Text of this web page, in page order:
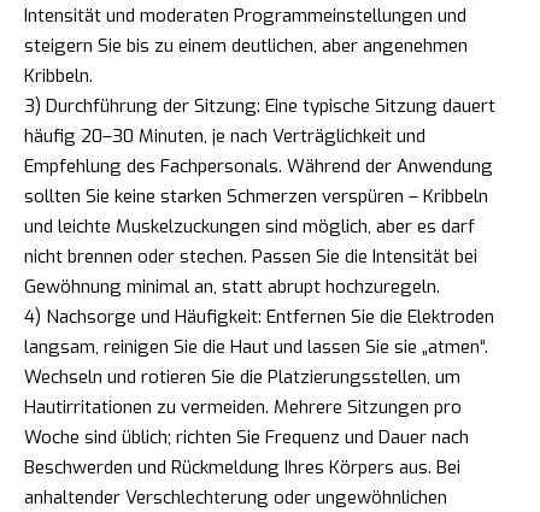
Intensität und moderaten Programmeinstellungen und
steigern Sie bis zu einem deutlichen, aber angenehmen
Kribbeln.
3) Durchführung der Sitzung: Eine typische Sitzung dauert
häufig 20–30 Minuten, je nach Verträglichkeit und
Empfehlung des Fachpersonals. Während der Anwendung
sollten Sie keine starken Schmerzen verspüren – Kribbeln
und leichte Muskelzuckungen sind möglich, aber es darf
nicht brennen oder stechen. Passen Sie die Intensität bei
Gewöhnung minimal an, statt abrupt hochzuregeln.
4) Nachsorge und Häufigkeit: Entfernen Sie die Elektroden
langsam, reinigen Sie die Haut und lassen Sie sie „atmen“.
Wechseln und rotieren Sie die Platzierungsstellen, um
Hautirritationen zu vermeiden. Mehrere Sitzungen pro
Woche sind üblich; richten Sie Frequenz und Dauer nach
Beschwerden und Rückmeldung Ihres Körpers aus. Bei
anhaltender Verschlechterung oder ungewöhnlichen